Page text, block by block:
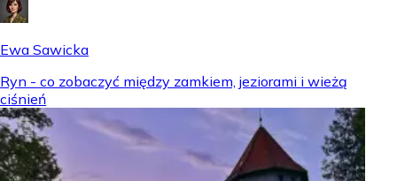
Ewa Sawicka
Ryn - co zobaczyć między zamkiem, jeziorami i wieżą
ciśnień